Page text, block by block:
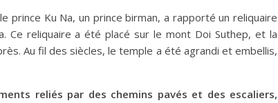
prince Ku Na, un prince birman, a rapporté un reliquaire
Ce reliquaire a été placé sur le mont Doi Suthep, et la
Au fil des siècles, le temple a été agrandi et embellis,
reliés par des chemins pavés et des escaliers,